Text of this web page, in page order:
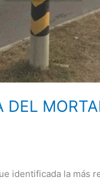
fue identificada la